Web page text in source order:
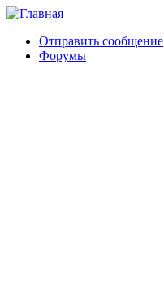
Отправить сообщение
Форумы